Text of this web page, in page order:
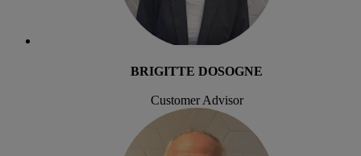
BRIGITTE DOSOGNE
Customer Advisor